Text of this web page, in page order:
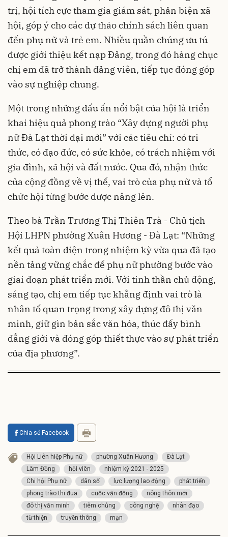
trị, hội tích cực tham gia giám sát, phản biện xã
hội, góp ý cho các dự thảo chính sách liên quan
đến phụ nữ và trẻ em. Nhiều quần chúng ưu tú
được giới thiệu kết nạp Đảng, trong đó hàng chục
chị em đã trở thành đảng viên, tiếp tục đóng góp
vào sự nghiệp chung.
Một trong những dấu ấn nổi bật của hội là triển
khai hiệu quả phong trào “Xây dựng người phụ
nữ Đà Lạt thời đại mới” với các tiêu chí: có tri
thức, có đạo đức, có sức khỏe, có trách nhiệm với
gia đình, xã hội và đất nước. Qua đó, nhận thức
của cộng đồng về vị thế, vai trò của phụ nữ và tổ
chức hội từng bước được nâng lên.
Theo bà Trần Trương Thị Thiên Trà - Chủ tịch
Hội LHPN phường Xuân Hương - Đà Lạt: “Những
kết quả toàn diện trong nhiệm kỳ vừa qua đã tạo
nền tảng vững chắc để phụ nữ phường bước vào
giai đoạn phát triển mới. Với tinh thần chủ động,
sáng tạo, chị em tiếp tục khẳng định vai trò là
nhân tố quan trọng trong xây dựng đô thị văn
minh, giữ gìn bản sắc văn hóa, thúc đẩy bình
đẳng giới và đóng góp thiết thực vào sự phát triển
của địa phương”.
Chia sẻ Facebook
Hội Liên hiệp Phụ nữ phường Xuân Hương
Đà Lạt
Lâm Đồng
hội viên
nhiệm kỳ 2021 - 2025
Chi hội Phụ nữ
dân số lực lượng lao động
phát triển
phong trào thi đua
cuộc vận động
nông thôn mới
đô thị văn minh
tiêm chủng công nghệ
nhân đạo
từ thiện
truyền thông mạn